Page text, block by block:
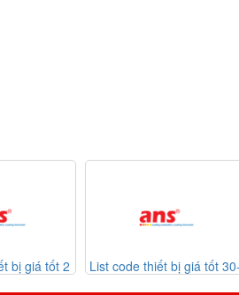
bị giá tốt 2
List code thiết bị giá tốt 30-